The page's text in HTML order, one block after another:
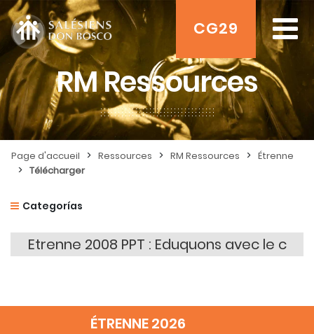
CG29
RM Ressources
Page d'accueil > Ressources > RM Ressources > Étrenne
> Télécharger
Categorías
Etrenne 2008 PPT : Eduquons avec le c
ÉTRENNE 2026